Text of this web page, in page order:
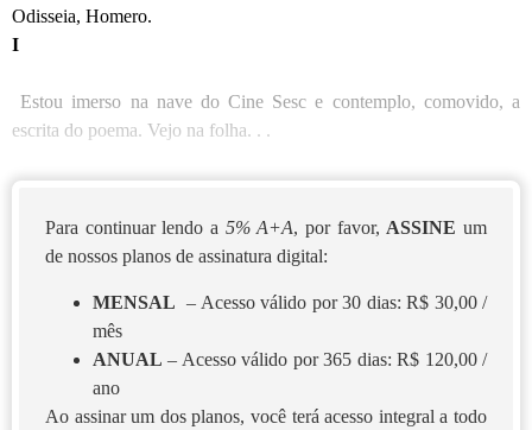
Odisseia, Homero.
I
Estou imerso na nave do Cine Sesc e contemplo, comovido, a
escrita do poema. Vejo na folha. . .
Para continuar lendo a 5% A+A, por favor,ASSINE um
de nossos planos de assinatura digital:
MENSAL – Acesso válido por 30 dias: R$ 30,00 /
mês
ANUAL – Acesso válido por 365 dias: R$ 120,00 /
ano
Ao assinar um dos planos, você terá acesso integral a todo